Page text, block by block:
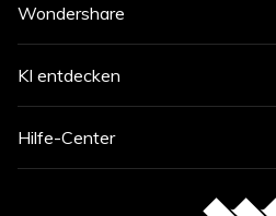
Wondershare
KI entdecken
Hilfe-Center